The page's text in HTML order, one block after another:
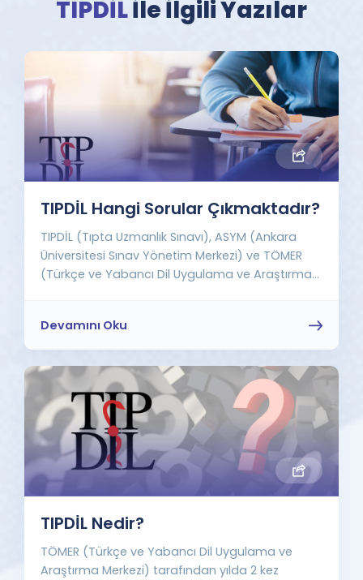
TIPDİLİle İlgili Yazılar
TIPDİL Hangi Sorular Çıkmaktadır?
TIPDİL (Tıpta Uzmanlık Sınavı), ASYM (Ankara
Üniversitesi Sınav Yönetim Merkezi) ve TÖMER
(Türkçe ve Yabancı Dil Uygulama ve Araştırma...
Devamını Oku
TIPDİL Nedir?
TÖMER (Türkçe ve Yabancı Dil Uygulama ve
Araştırma Merkezi) tarafından yılda 2 kez